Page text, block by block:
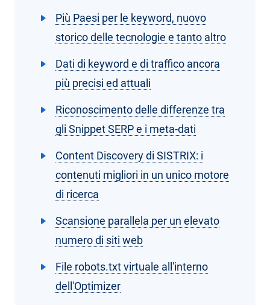
Più Paesi per le keyword, nuovo
storico delle tecnologie e tanto altro
Dati di keyword e di traffico ancora
più precisi ed attuali
Riconoscimento delle differenze tra
gli Snippet SERP e i meta-dati
Content Discovery di SISTRIX: i
contenuti migliori in un unico motore
di ricerca
Scansione parallela per un elevato
numero di siti web
File robots.txt virtuale all'interno
dell'Optimizer